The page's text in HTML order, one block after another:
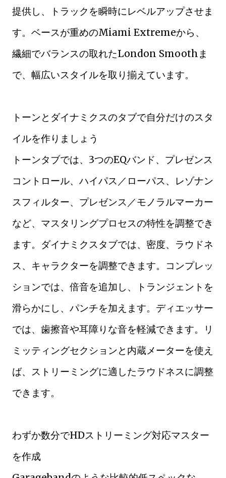
提供し、トラックを瞬時にレベルアップさせま
す。ベースが重めのMiami Extremeから、
繊細でバランスの取れたLondon Smoothま
で、幅広いスタイルを取り揃えています。
トーンとダイナミクスのタブで自分だけのスタ
イルを作りましょう
トーンタブでは、3つのEQバンド、プレゼンス
コントロール、ハイパス／ローパス、レゾナン
スフィルター、プレゼンス／モノラルマーカー
など、マスタリングプロセスの特性を調整でき
ます。ダイナミクスタブでは、密度、ラウドネ
ス、キャラクターを調整できます。コンプレッ
ションでは、倍音を追加し、トランジェントを
滑らかにし、パンチを加えます。ディエッサー
では、歯擦音や耳障りな音を軽減できます。リ
ミッティングセクションと内蔵メーターを使え
ば、ストリーミングに適したラウドネスに調整
できます。
わずか数分でHDストリーミング対応マスター
を作成